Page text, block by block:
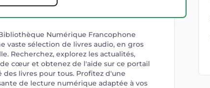
Numérique Francophone
vaste sélection de livres audio, en gros
Recherchez, explorez les actualités,
cœur et obtenez de l'aide sur ce portail
des livres pour tous. Profitez d'une
de lecture numérique adaptée à vos